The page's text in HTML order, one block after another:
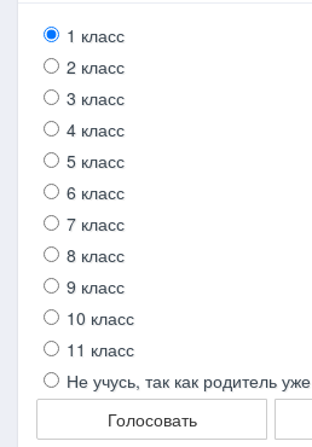
1 класс
2 класс
3 класс
4 класс
5 класс
6 класс
7 класс
8 класс
9 класс
10 класс
11 класс
Не учусь, так как родитель уже
Голосовать